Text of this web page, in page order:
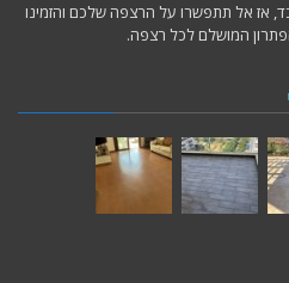
אז אל תתפשרו על הרצפה שלכם והזמינו
המושלם לכל רצפה.